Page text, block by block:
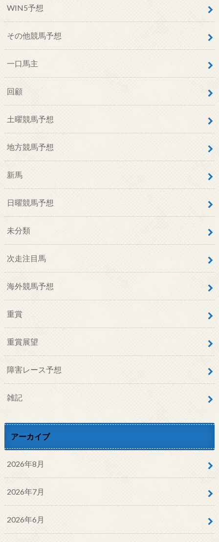
WIN5予想
その他競馬予想
一口馬主
回顧
土曜競馬予想
地方競馬予想
新馬
日曜競馬予想
未分類
次走注目馬
海外競馬予想
重賞
重賞展望
障害レース予想
雑記
アーカイブ
2026年8月
2026年7月
2026年6月